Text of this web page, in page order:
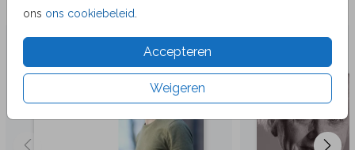
ons ons cookiebeleid
Accepteren
Weigeren
Veel gekozen producten